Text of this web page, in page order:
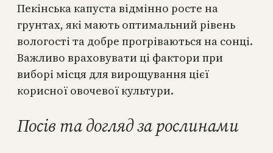
Пекінська капуста відмінно росте на
грунтах, які мають оптимальний рівень
вологості та добре прогріваються на сонці.
Важливо враховувати ці фактори при
виборі місця для вирощування цієї
корисної овочевої культури.
Посів та догляд за рослинами